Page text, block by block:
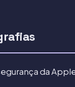
da